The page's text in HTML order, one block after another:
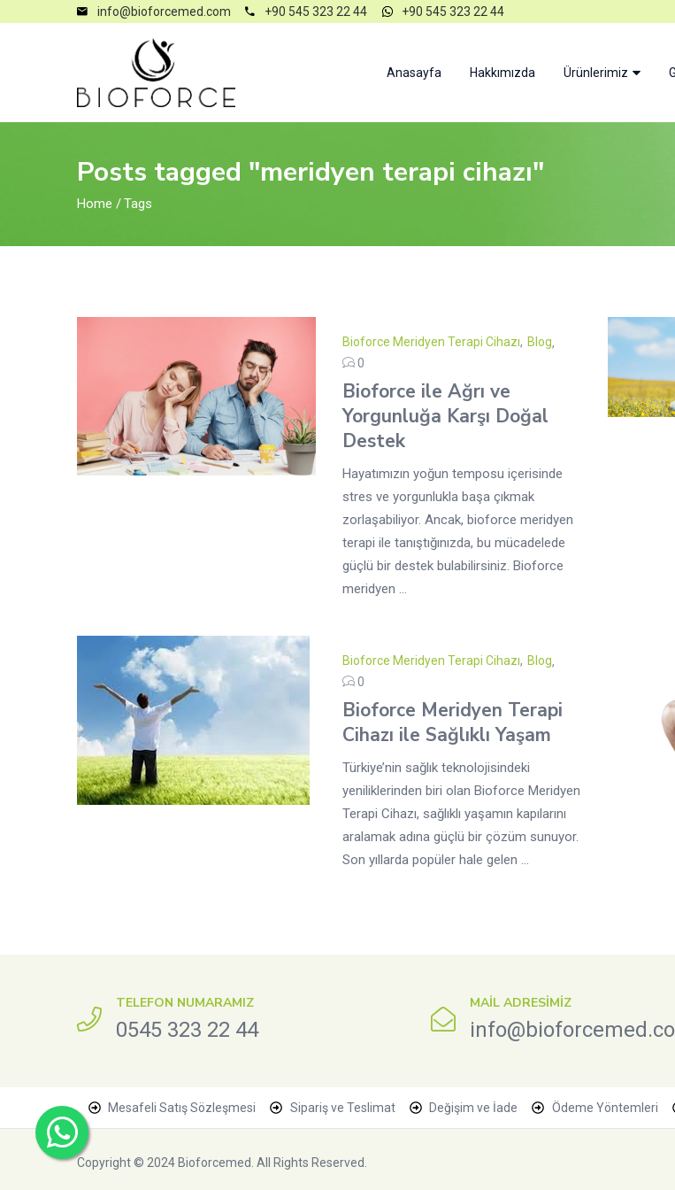
info@bioforcemed.com +90 545 323 22 44 +90 545 323 22 44
Anasayfa Hakkımızda Ürünlerimiz
Posts tagged "meridyen terapi cihazı"
Home /Tags
Bioforce Meridyen Terapi Cihazı, Blog
0
Bioforce ile Ağrı ve
Yorgunluğa Karşı Doğal
Destek
Hayatımızın yoğun temposu içerisinde
stres ve yorgunlukla başa çıkmak
zorlaşabiliyor. Ancak, bioforce meridyen
terapi ile tanıştığınızda, bu mücadelede
güçlü bir destek bulabilirsiniz. Bioforce
meridyen ...
Bioforce Meridyen Terapi Cihazı, Blog
0
Bioforce Meridyen Terapi
Cihazı ile Sağlıklı Yaşam
Türkiye’nin sağlık teknolojisindeki
yeniliklerinden biri olan Bioforce Meridyen
Terapi Cihazı, sağlıklı yaşamın kapılarını
aralamak adına güçlü bir çözüm sunuyor.
Son yıllarda popüler hale gelen ...
TELEFON NUMARAMIZ
0545 323 22 44
MAIL ADRESIMIZ
Mesafeli Satış Sözleşmesi Sipariş ve Teslimat Değişim ve İade Ödeme Yöntemleri
Copyright © 2024 Bioforcemed . All Rights Reserved.